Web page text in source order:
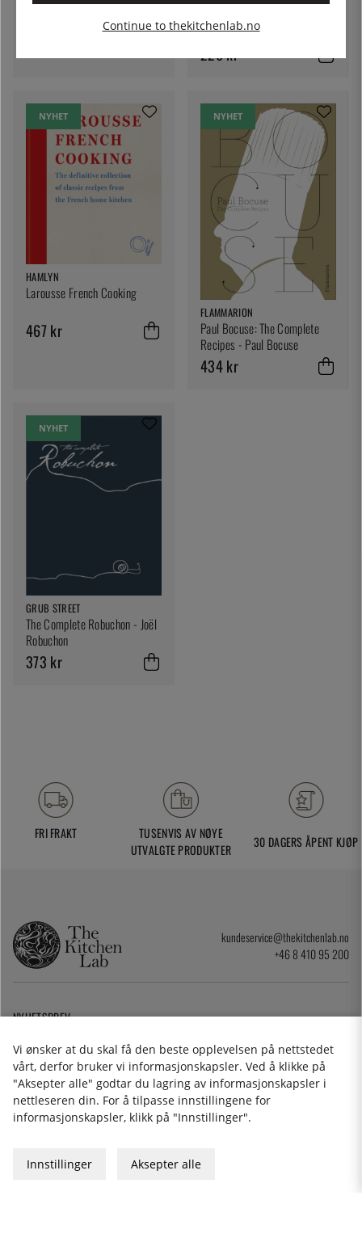
Olney
226 kr
NYHET
HAMLYN
Larousse French Cooking
467 kr
NYHET
FLAMMARION
Paul Bocuse: The Complete
Recipes - Paul Bocuse
434 kr
NYHET
GRUB STREET
The Complete Robuchon - Joël
Robuchon
373 kr
FRI FRAKT
TUSENVIS AV NØYE
UTVALGTE PRODUKTER
30 DAGERS ÅPENT KJØP
kundeservice@thekitchenlab.no
+46 8 410 95 200
NYHETSBREV
Angrerettskjema
Cookies
Personvernerklæring
Gavekort
Vi ønsker at du skal få den beste opplevelsen på nettstedet
vårt, derfor bruker vi informasjonskapsler. Ved å klikke på
"Aksepter alle" godtar du lagring av informasjonskapsler i
nettleseren din. For å tilpasse innstillingene for
informasjonskapsler, klikk på "Innstillinger".
Innstillinger Aksepter alle
Continue to thekitchenlab.no